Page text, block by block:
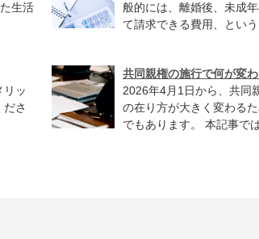
生活
般的には、離婚後、未成
て請求できる費用、とい
リッ
さ
共同親権の施行で何が変
2026年4月1日から、共同
の在り方が大きく変わる
でもあります。 本記事で